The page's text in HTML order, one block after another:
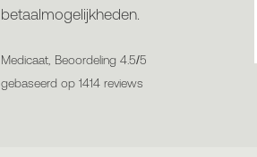
betaalmogelijkheden.
Medicaat, Beoordeling 4.5/5
gebaseerd op 1414 reviews